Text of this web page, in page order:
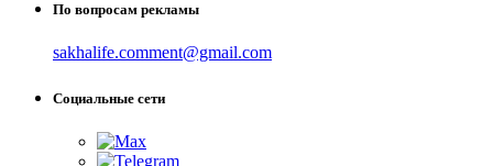
По вопросам рекламы
sakhalife.comment@gmail.com
Социальные сети